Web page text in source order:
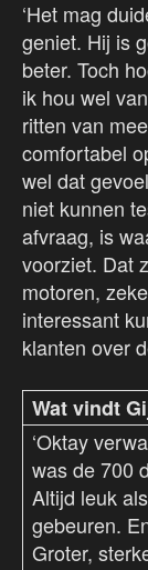
‘Het mag
geniet. Hij is
beter. Toch
ik hou wel
ritten van
comfortabel
wel dat
niet kunnen
afvraag, is
voorziet. Dat
motoren,
interessant
klanten over
Wat vindt
‘Oktay
was de 700
Altijd leuk
gebeuren.
Groter,